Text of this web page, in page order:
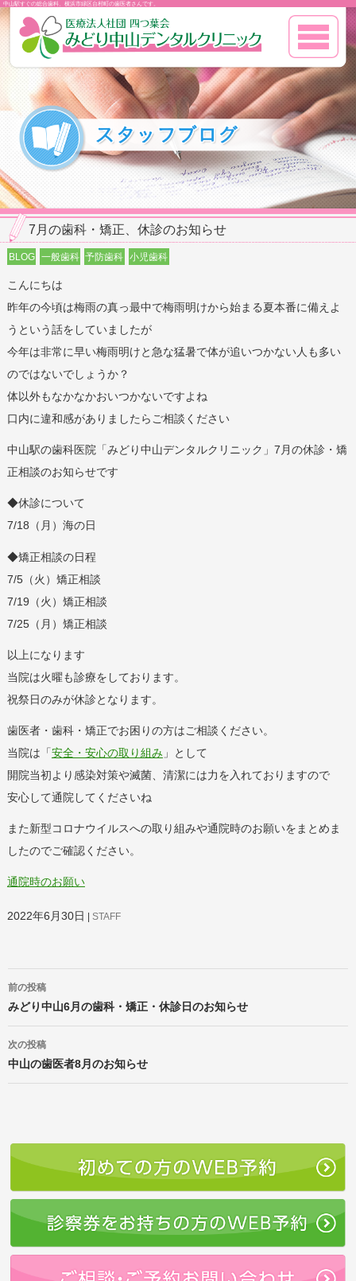
中山駅すぐの総合歯科、横浜市緑区台村町の歯医者さんです。
7月の歯科・矯正、休診のお知らせ
BLOG 一般歯科 予防歯科 小児歯科
こんにちは
昨年の今頃は梅雨の真っ最中で梅雨明けから始まる夏本番に備えよ
うという話をしていましたが
今年は非常に早い梅雨明けと急な猛暑で体が追いつかない人も多い
のではないでしょうか？
体以外もなかなかおいつかないですよね
口内に違和感がありましたらご相談ください
中山駅の歯科医院「みどり中山デンタルクリニック」7月の休診・矯
正相談のお知らせです
◆休診について
7/18（月）海の日
◆矯正相談の日程
7/5（火）矯正相談
7/19（火）矯正相談
7/25（月）矯正相談
以上になります
当院は火曜も診療をしております。
祝祭日のみが休診となります。
歯医者・歯科・矯正でお困りの方はご相談ください。
当院は「安全・安心の取り組み 」として
開院当初より感染対策や滅菌、清潔には力を入れておりますので
安心して通院してくださいね
また新型コロナウイルスへの取り組みや通院時のお願いをまとめま
したのでご確認ください。
通院時のお願い
2022年6月30日 STAFF
稿
ナ
ー
シ
ョ
前の投稿
みどり中山6月の歯科・矯正・休診日のお知らせ
次の投稿
中山の歯医者8月のお知らせ